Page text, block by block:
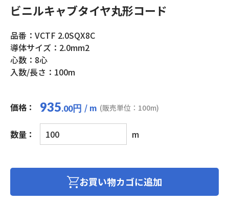
ビニルキャブタイヤ丸形コード
品番：VCTF 2.0SQX8C
導体サイズ：2.0mm2
心数：8心
入数/長さ：100m
価格： 935.00円 / m (販売単位：100m)
数量：
ビ
ニ
キ
m
お買い物カゴに追加